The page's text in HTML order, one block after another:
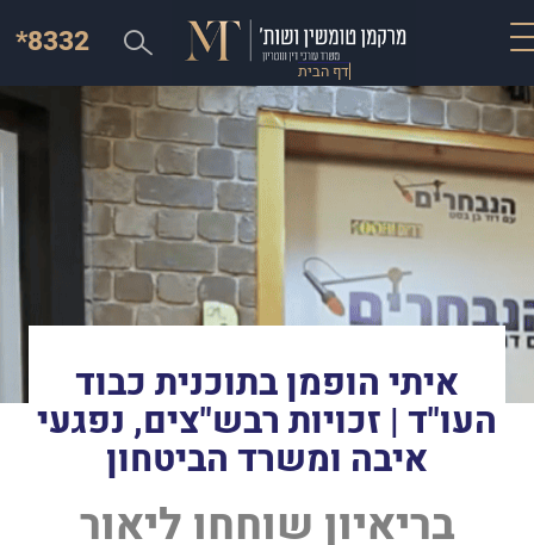
דף הבית
*8332
איתי הופמן בתוכנית כבוד
העו"ד | זכויות רבש"צים, נפגעי
איבה ומשרד הביטחון
בריאיון שוחחו ליאור